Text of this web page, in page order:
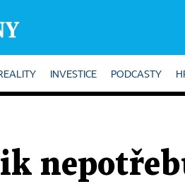
INVESTICE PODCASTY